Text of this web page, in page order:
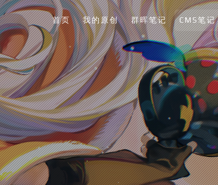
首页 我的原创 群晖笔记 CMS笔记